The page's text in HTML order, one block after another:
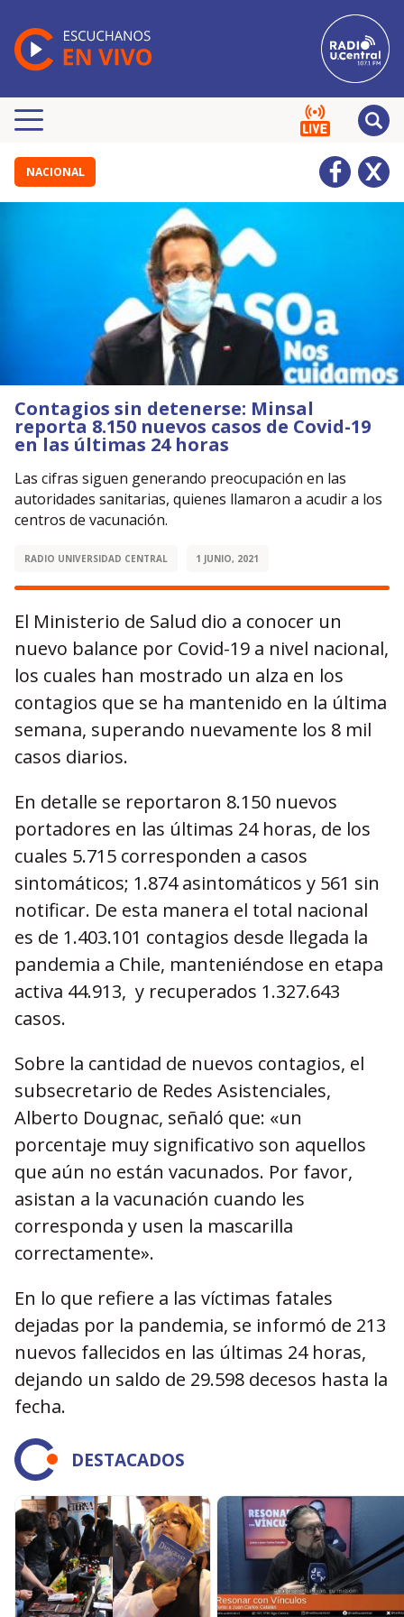
NACIONAL
Contagios sin detenerse: Minsal
reporta 8.150 nuevos casos de Covid-19
en las últimas 24 horas
Las cifras siguen generando preocupación en las
autoridades sanitarias, quienes llamaron a acudir a los
centros de vacunación.
RADIO UNIVERSIDAD CENTRAL 1 JUNIO, 2021
El Ministerio de Salud dio a conocer un
nuevo balance por Covid-19 a nivel nacional,
los cuales han mostrado un alza en los
contagios que se ha mantenido en la última
semana, superando nuevamente los 8 mil
casos diarios.
En detalle se reportaron 8.150 nuevos
portadores en las últimas 24 horas, de los
cuales 5.715 corresponden a casos
sintomáticos; 1.874 asintomáticos y 561 sin
notificar. De esta manera el total nacional
es de 1.403.101 contagios desde llegada la
pandemia a Chile, manteniéndose en etapa
activa 44.913, y recuperados 1.327.643
casos.
Sobre la cantidad de nuevos contagios, el
subsecretario de Redes Asistenciales,
Alberto Dougnac, señaló que: «un
porcentaje muy significativo son aquellos
que aún no están vacunados. Por favor,
asistan a la vacunación cuando les
corresponda y usen la mascarilla
correctamente».
En lo que refiere a las víctimas fatales
dejadas por la pandemia, se informó de 213
nuevos fallecidos en las últimas 24 horas,
dejando un saldo de 29.598 decesos hasta la
fecha.
DESTACADOS